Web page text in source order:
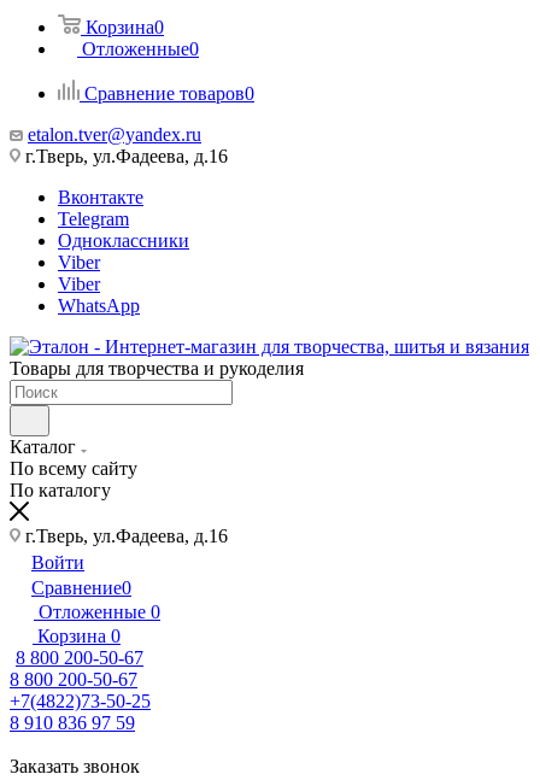
Корзина0
Отложенные0
Сравнение товаров0
etalon.tver@yandex.ru
г.Тверь, ул.Фадеева, д.16
Вконтакте
Telegram
Одноклассники
Viber
Viber
WhatsApp
Товары для творчества и рукоделия
Каталог
По всему сайту
По каталогу
г.Тверь, ул.Фадеева, д.16
Войти
Сравнение0
Отложенные 0
Корзина 0
8 800 200-50-67
8 800 200-50-67
+7(4822)73-50-25
8 910 836 97 59
Заказать звонок